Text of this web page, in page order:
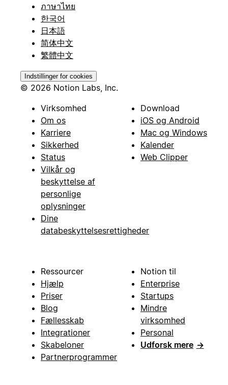
ภาษาไทย
한국어
日本語
简体中文
繁體中文
Indstillinger for cookies
© 2026 Notion Labs, Inc.
Virksomhed
Om os
Karriere
Sikkerhed
Status
Vilkår og
beskyttelse af
personlige
oplysninger
Dine
databeskyttelsesrettigheder
Download
iOS og Android
Mac og Windows
Kalender
Web Clipper
Ressourcer
Hjælp
Priser
Blog
Fællesskab
Integrationer
Skabeloner
Partnerprogrammer
Notion til
Enterprise
Startups
Mindre
virksomhed
Personal
Udforsk mere →